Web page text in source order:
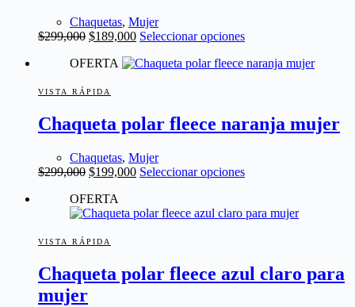
Chaquetas, Mujer
$299,000 El
original
$299,000.
$189,000El
actual
Seleccionar opcionesEste
tiene
opciones
se
en
de
OFERTA
VISTA RÁPIDA
Chaqueta polar fleece naranja mujer
Chaquetas, Mujer
$299,000 El
original
era:
$199,000El
es:
Seleccionar opcionesEste
múltiples
se
pueden
OFERTA
VISTA RÁPIDA
Chaqueta polar fleece azul claro para
mujer